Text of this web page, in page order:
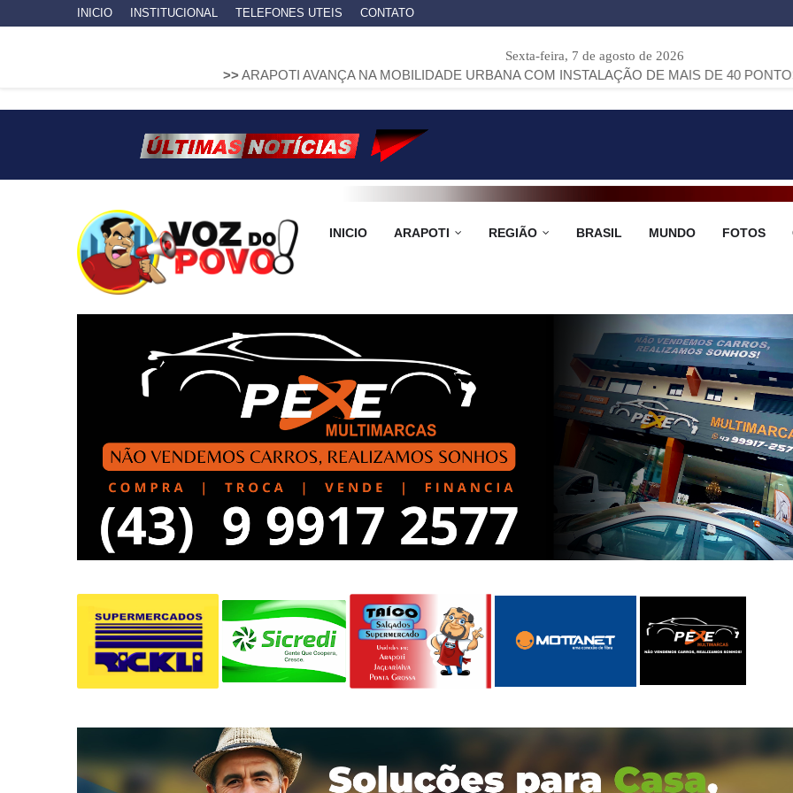
INICIO INSTITUCIONAL TELEFONES UTEIS CONTATO
Sexta-feira, 7 de agosto de 2026
ARAPOTI AVANÇA NA MOBILIDADE URBANA COM INSTALAÇÃO DE MAIS DE 40 PONTOS DE
INICIO ARAPOTI REGIÃO BRASIL MUNDO FOTOS